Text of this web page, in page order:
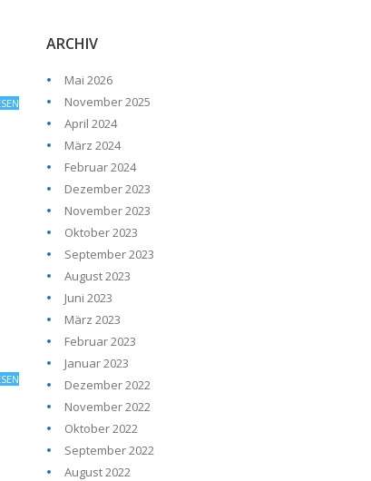
ARCHIV
Mai 2026
November 2025
April 2024
März 2024
Februar 2024
Dezember 2023
November 2023
Oktober 2023
September 2023
August 2023
Juni 2023
März 2023
Februar 2023
Januar 2023
Dezember 2022
November 2022
Oktober 2022
September 2022
August 2022